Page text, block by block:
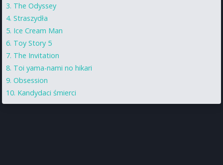
The Odyssey
Straszydła
Ice Cream Man
Toy Story 5
The Invitation
Toi yama-nami no hikari
Obsession
Kandydaci śmierci